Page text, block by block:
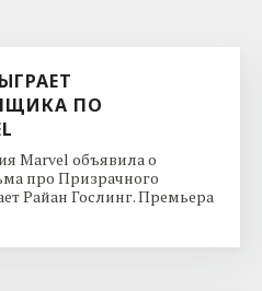
ПО
Marvel объявила о
про Призрачного
Райан Гослинг. Премьера